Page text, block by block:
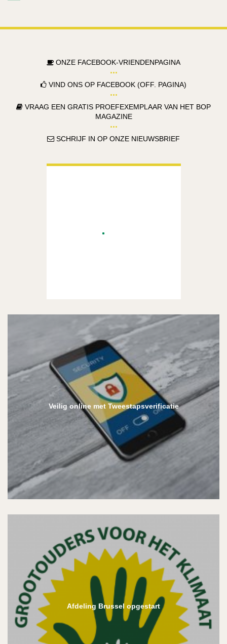
ONZE FACEBOOK-VRIENDENPAGINA
VIND ONS OP FACEBOOK (OFF. PAGINA)
VRAAG EEN GRATIS PROEFEXEMPLAAR VAN HET BOP
MAGAZINE
SCHRIJF IN OP ONZE NIEUWSBRIEF
Veilig online met Tweestapsverificatie
Afdeling Brussel opgestart